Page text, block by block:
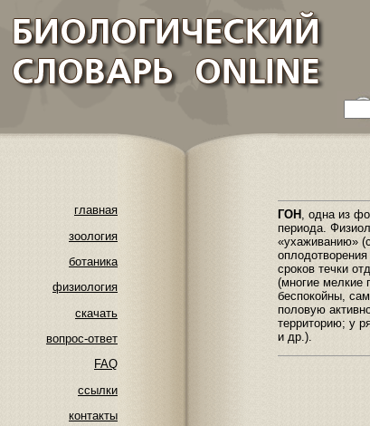
главная
зоология
ботаника
физиология
скачать
вопрос-ответ
FAQ
ссылки
контакты
ГОН , одна из
периода.
«ухаживанию»
сроков течки
(многие мелкие
беспокойны,
половую
территорию; у
и др.).